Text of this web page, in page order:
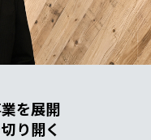
を展開
り開く